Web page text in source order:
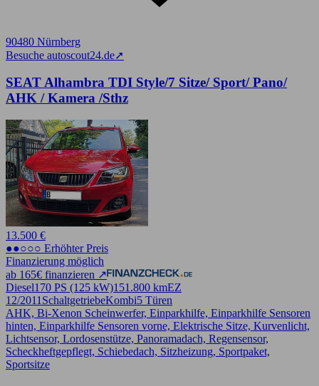
90480 Nürnberg
Besuche autoscout24.de➚
SEAT Alhambra TDI Style/7 Sitze/ Sport/ Pano/
AHK / Kamera /Sthz
13.500 €
●●○○○ Erhöhter Preis
Finanzierung möglich
ab 165€ finanzieren ↗
Diesel170 PS (125 kW)151.800 kmEZ
12/2011 SchaltgetriebeKombi5 Türen
AHK, Bi-Xenon Scheinwerfer, Einparkhilfe, Einparkhilfe Sensoren
hinten, Einparkhilfe Sensoren vorne, Elektrische Sitze, Kurvenlicht,
Lichtsensor, Lordosenstütze, Panoramadach, Regensensor,
Scheckheftgepflegt, Schiebedach, Sitzheizung, Sportpaket,
Sportsitze